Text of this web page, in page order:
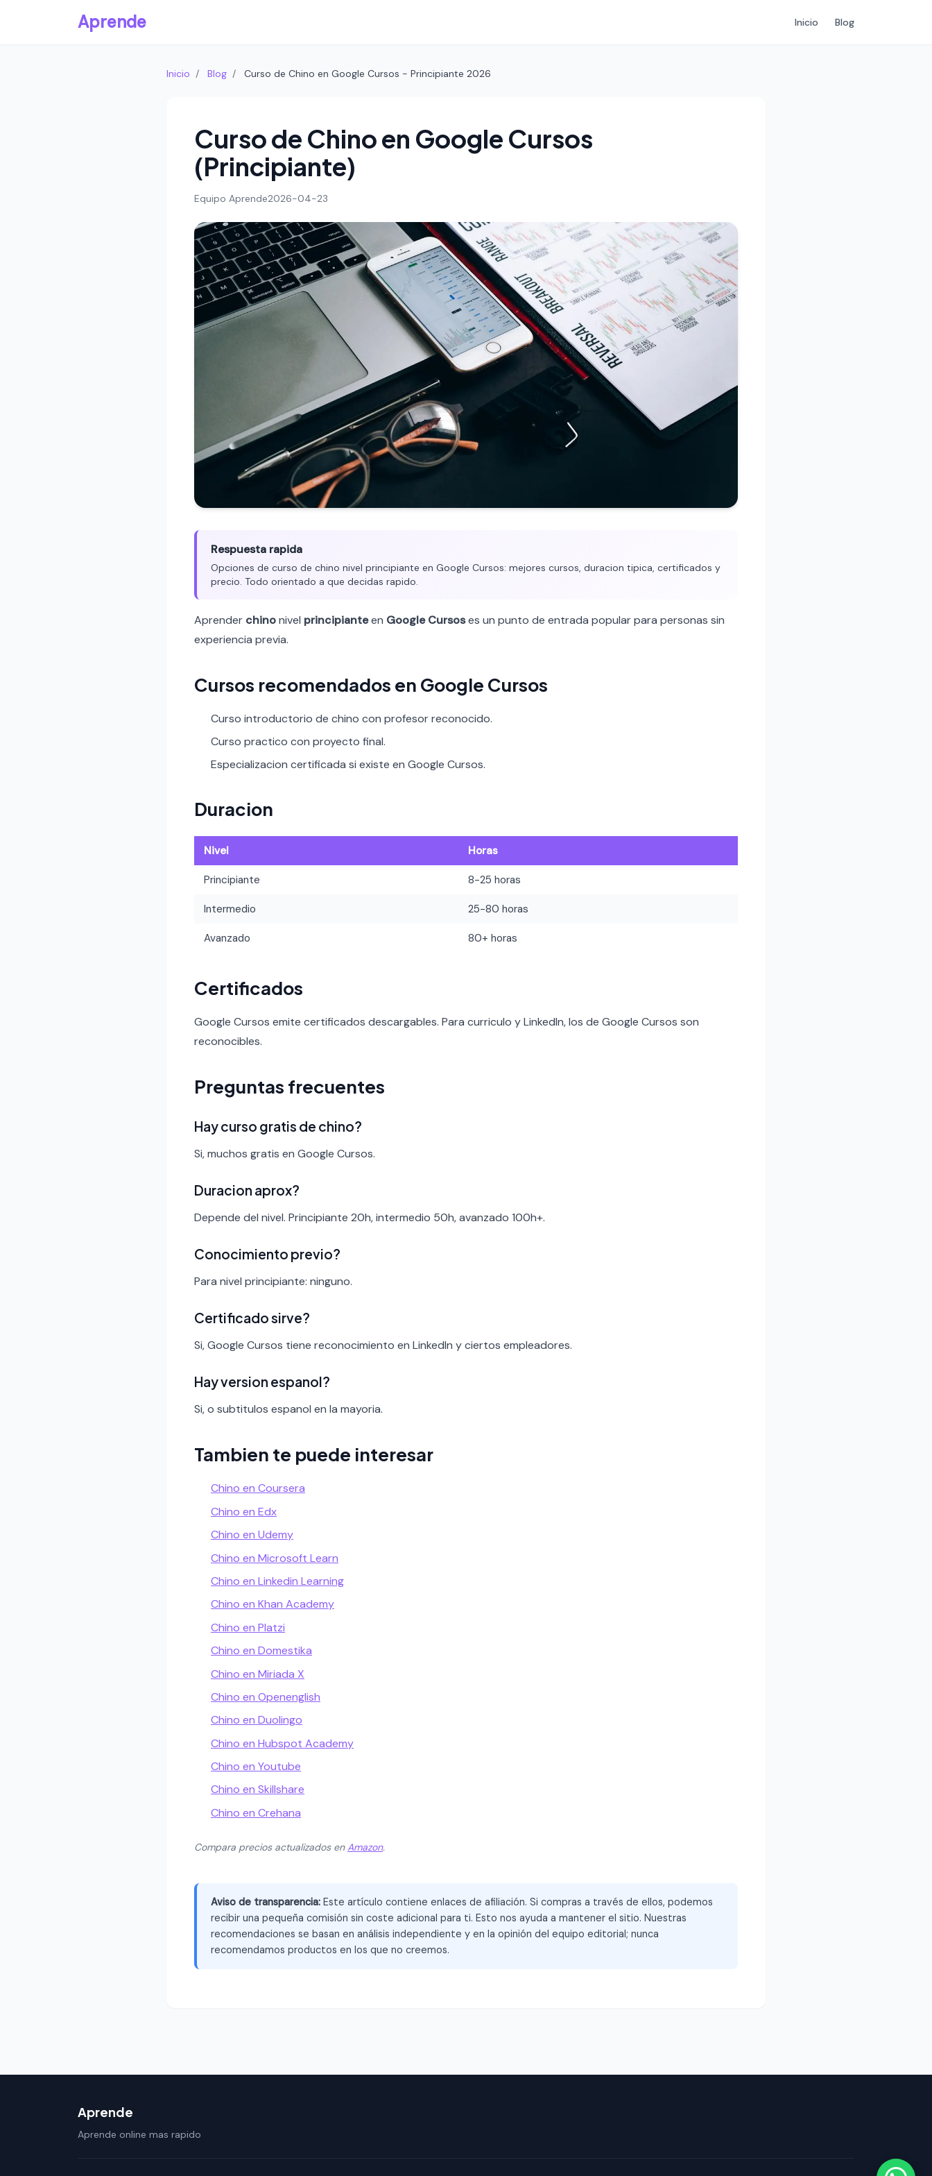
Aprende Inicio Blog
Inicio / Blog / Curso de Chino en Google Cursos - Principiante 2026
Curso de Chino en Google Cursos
(Principiante)
Equipo Aprende2026-04-23
Respuesta rapida
Opciones de curso de chino nivel principiante en Google Cursos: mejores cursos, duracion tipica, certificados y
precio. Todo orientado a que decidas rapido.
Aprender chinonivel principianteen Google Cursoses un punto de entrada popular para personas sin
experiencia previa.
Cursos recomendados en Google Cursos
Curso introductorio de chino con profesor reconocido.
Curso practico con proyecto final.
Especializacion certificada si existe en Google Cursos.
Duracion
Nivel Horas
Principiante 8-25 horas
Intermedio 25-80 horas
Avanzado 80+ horas
Certificados
Google Cursos emite certificados descargables. Para curriculo y LinkedIn, los de Google Cursos son
reconocibles.
Preguntas frecuentes
Hay curso gratis de chino?
Si, muchos gratis en Google Cursos.
Duracion aprox?
Depende del nivel. Principiante 20h, intermedio 50h, avanzado 100h+.
Conocimiento previo?
Para nivel principiante: ninguno.
Certificado sirve?
Si, Google Cursos tiene reconocimiento en LinkedIn y ciertos empleadores.
Hay version espanol?
Si, o subtitulos espanol en la mayoria.
Tambien te puede interesar
Chino en Coursera
Chino en Edx
Chino en Udemy
Chino en Microsoft Learn
Chino en Linkedin Learning
Chino en Khan Academy
Chino en Platzi
Chino en Domestika
Chino en Miriada X
Chino en Openenglish
Chino en Duolingo
Chino en Hubspot Academy
Chino en Youtube
Chino en Skillshare
Chino en Crehana
Compara precios actualizados enAmazon.
Aviso de transparencia: Este artículo contiene enlaces de afiliación. Si compras a través de ellos, podemos
recibir una pequeña comisión sin coste adicional para ti. Esto nos ayuda a mantener el sitio. Nuestras
recomendaciones se basan en análisis independiente y en la opinión del equipo editorial; nunca
recomendamos productos en los que no creemos.
Aprende
Aprende online mas rapido